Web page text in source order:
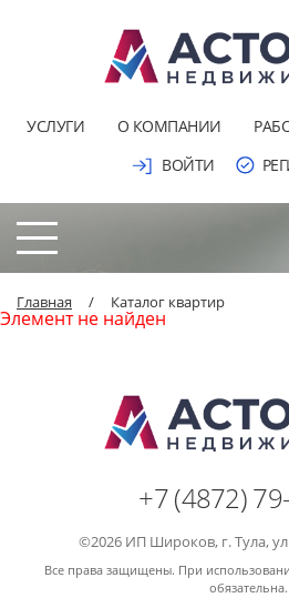
УСЛУГИ О КОМПАНИИ
ВОЙТИ
Главная / Каталог квартир
Элемент не найден
+7 (4872)
©2026 ИП Широков, г. Тула,
Все права защищены. При
обязательна.